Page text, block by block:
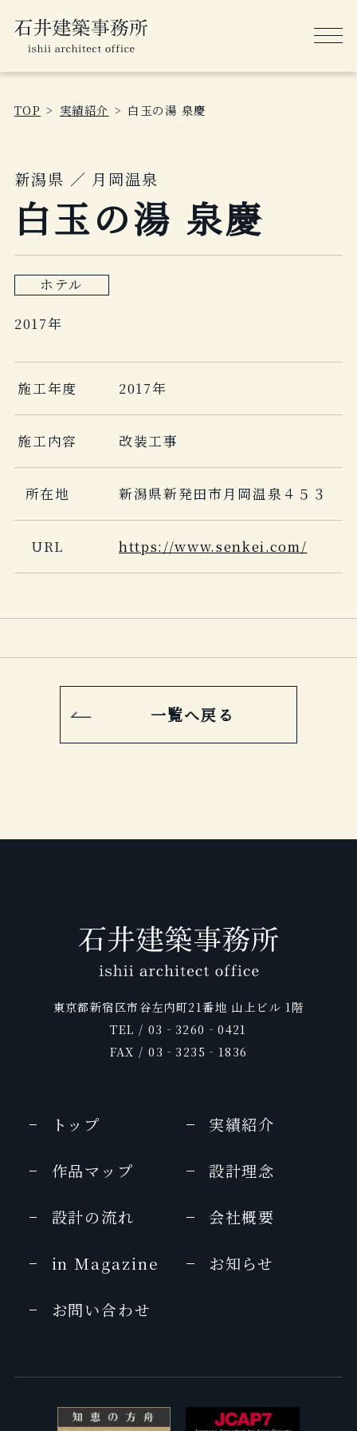
TOP 実績紹介 白玉の湯 泉慶
新潟県 ／ 月岡温泉
白玉の湯 泉慶
ホテル
2017年
施工年度 2017年
施工内容 改装工事
所在地 新潟県新発田市月岡温泉４５３
URL https://www.senkei.com/
一覧へ戻る
東京都新宿区市谷左内町21番地 山上ビル 1階
TEL / 03‐3260‐0421
FAX / 03‐3235‐1836
トップ 実績紹介
作品マップ 設計理念
設計の流れ 会社概要
in Magazine お知らせ
お問い合わせ